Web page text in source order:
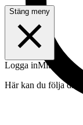
Stäng meny
Logga inMitt konto
Här kan du följa din